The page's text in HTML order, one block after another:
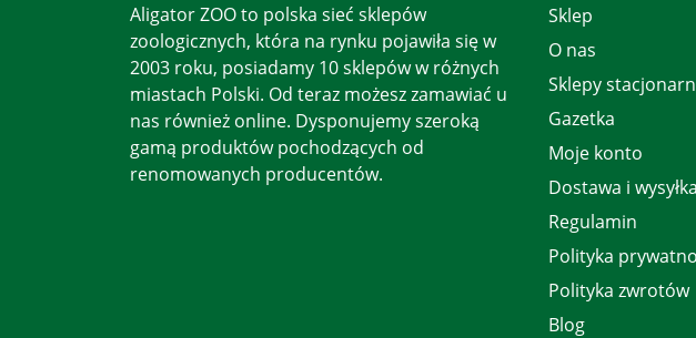
Aligator ZOO to polska sieć sklepów
zoologicznych, która na rynku pojawiła się w
2003 roku, posiadamy 10 sklepów w różnych
miastach Polski. Od teraz możesz zamawiać u
nas również online. Dysponujemy szeroką
gamą produktów pochodzących od
renomowanych producentów.
Sklep
O nas
Sklepy
Gazetka
Moje konto
Dostawa i wysyłka
Regulamin
Polityka
Polityka zwrotów
Blog